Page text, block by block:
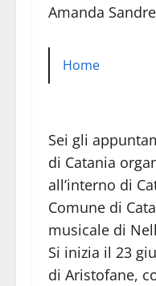
Amanda
Home
Sei gli
di Catania
all’interno di
Comune di
musicale di
Si inizia il 23
di Aristofane,